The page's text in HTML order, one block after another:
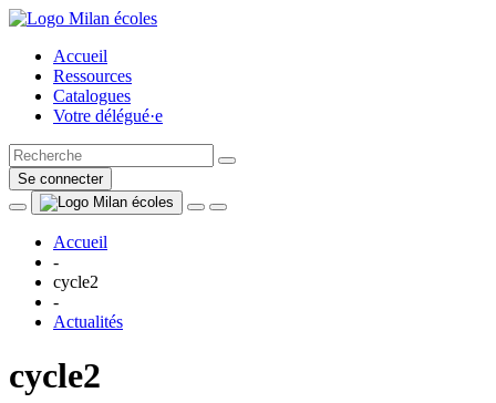
Accueil
Ressources
Catalogues
Votre délégué·e
Se connecter
Accueil
-
cycle2
-
Actualités
cycle2